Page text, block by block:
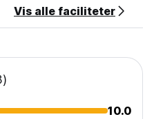
slot, 14 min til Hovedg?
med blomstrende natteliv.
Vis alle faciliteter
10.0